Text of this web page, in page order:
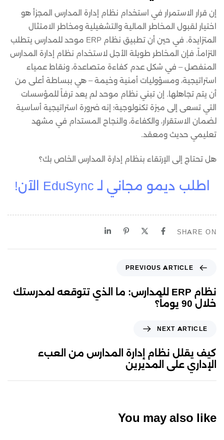
إن قرار الاستمرار في استخدام نظام إدارة المدارس المجزأ هو
اختيار لقبول المخاطر المالية والتشغيلية ومخاطر الامتثال
المتزايدة. في حين أن تطبيق نظام ERP موحد للمدارس يتطلب
التزاماً، فإن المخاطر طويلة الأجل لاستخدام نظام إدارة المدارس
المنفصل – في شكل عدم كفاءة متصاعدة، ونقاط عمياء
استراتيجية، ومسؤوليات أمنية وخيمة – هي ببساطة أعلى من
أن يتم تجاهلها. إن تبني نظام موحد لم يعد ترفاً للمؤسسات
التي تسعى إلى ميزة تكنولوجية؛ إنه ضرورة استراتيجية أساسية
لضمان الاستقرار، والكفاءة، والنجاح المستدام في مشهد
تعليمي حديث ومعقد.
هل تحتاج إلى الإرتقاء بنظام إدارة المدارس الخاص بك؟
اطلب ديمو مجاني لـ EduSync الآن!
SHARE ON
PREVIOUS ARTICLE
نظام ERP للمدارس: ما الذي تتوقعه لمدرستك
خلال 90 يوماً؟
NEXT ARTICLE
كيف يقلل نظام إدارة المدارس من العبء
الإداري على المديرين
You may also like